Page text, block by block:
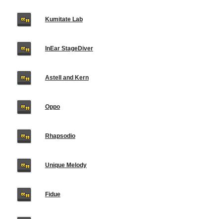
Kumitate Lab
InEar StageDiver
Astell and Kern
Oppo
Rhapsodio
Unique Melody
Fidue